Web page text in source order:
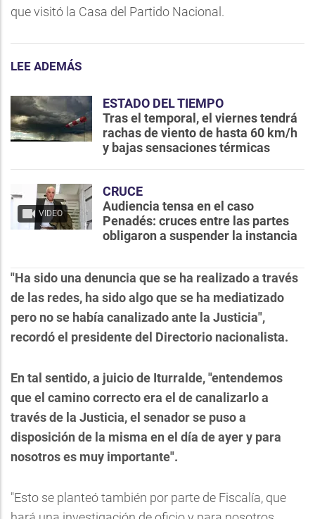
que visitó la Casa del Partido Nacional.
LEE ADEMÁS
ESTADO DEL TIEMPO
Tras el temporal, el viernes tendrá
rachas de viento de hasta 60 km/h
y bajas sensaciones térmicas
VIDEO
CRUCE
Audiencia tensa en el caso
Penadés: cruces entre las partes
obligaron a suspender la instancia
"Ha sido una denuncia que se ha realizado a través
de las redes, ha sido algo que se ha mediatizado
pero no se había canalizado ante la Justicia",
recordó el presidente del Directorio nacionalista.
En tal sentido, a juicio de Iturralde, "entendemos
que el camino correcto era el de canalizarlo a
través de la Justicia, el senador se puso a
disposición de la misma en el día de ayer y para
nosotros es muy importante".
"Esto se planteó también por parte de Fiscalía, que